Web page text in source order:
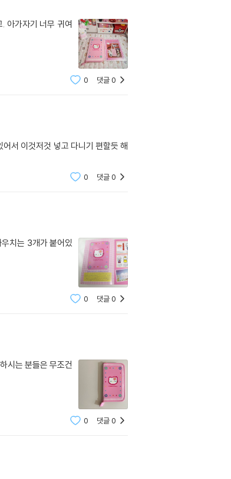
아가자기 너무 귀여
0 댓글0
서 이것저것 넣고 다니기 편할듯 해
0 댓글0
치는 3개가 붙어있
0 댓글0
시는 분들은 무조건
0 댓글0